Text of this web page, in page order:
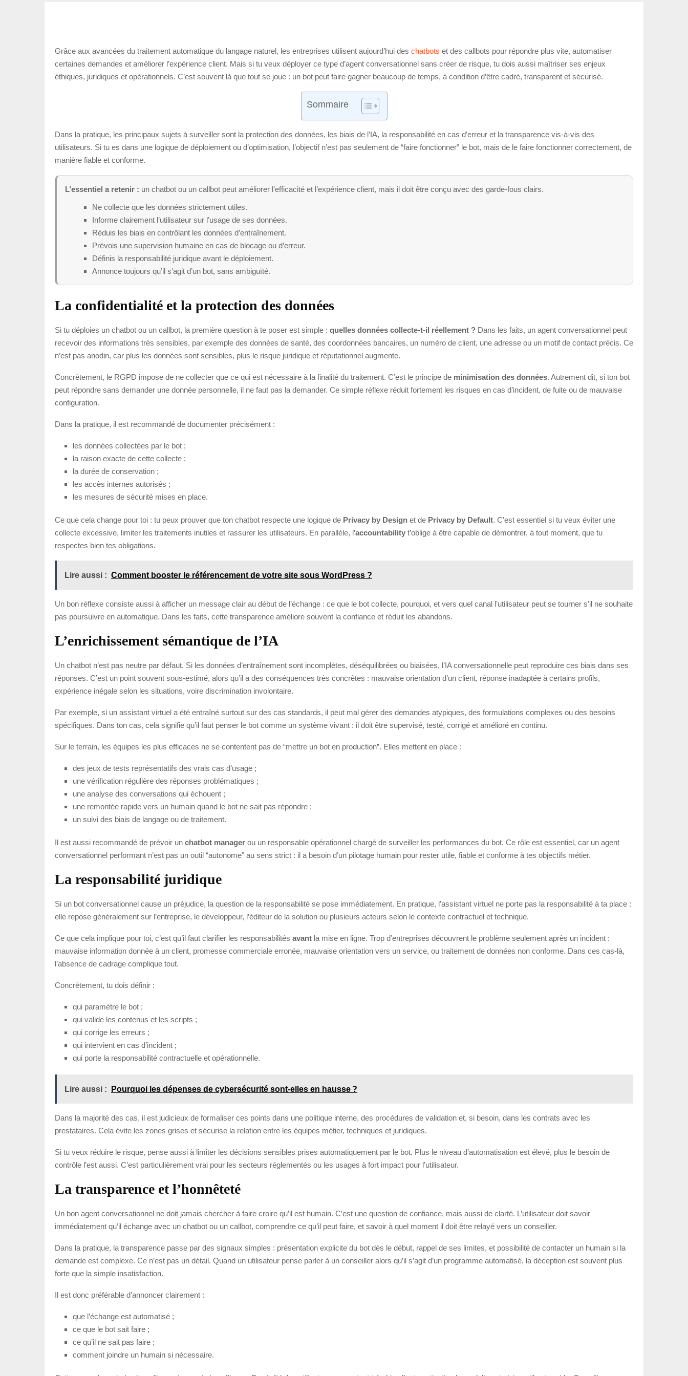
Grâce aux avancées du traitement automatique du langage naturel, les entreprises utilisent aujourd’hui des chatbots et des callbots pour répondre plus vite, automatiser
certaines demandes et améliorer l’expérience client. Mais si tu veux déployer ce type d’agent conversationnel sans créer de risque, tu dois aussi maîtriser ses enjeux
éthiques, juridiques et opérationnels. C’est souvent là que tout se joue : un bot peut faire gagner beaucoup de temps, à condition d’être cadré, transparent et sécurisé.
Sommaire
Dans la pratique, les principaux sujets à surveiller sont la protection des données, les biais de l’IA, la responsabilité en cas d’erreur et la transparence vis-à-vis des
utilisateurs. Si tu es dans une logique de déploiement ou d’optimisation, l’objectif n’est pas seulement de “faire fonctionner” le bot, mais de le faire fonctionner correctement, de
manière fiable et conforme.
L’essentiel a retenir : un chatbot ou un callbot peut améliorer l’efficacité et l’expérience client, mais il doit être conçu avec des garde-fous clairs.
Ne collecte que les données strictement utiles.
Informe clairement l’utilisateur sur l’usage de ses données.
Réduis les biais en contrôlant les données d’entraînement.
Prévois une supervision humaine en cas de blocage ou d’erreur.
Définis la responsabilité juridique avant le déploiement.
Annonce toujours qu’il s’agit d’un bot, sans ambiguïté.
La confidentialité et la protection des données
Si tu déploies un chatbot ou un callbot, la première question à te poser est simple : quelles données collecte-t-il réellement ? Dans les faits, un agent conversationnel peut
recevoir des informations très sensibles, par exemple des données de santé, des coordonnées bancaires, un numéro de client, une adresse ou un motif de contact précis. Ce
n’est pas anodin, car plus les données sont sensibles, plus le risque juridique et réputationnel augmente.
Concrètement, le RGPD impose de ne collecter que ce qui est nécessaire à la finalité du traitement. C’est le principe de minimisation des données. Autrement dit, si ton bot
peut répondre sans demander une donnée personnelle, il ne faut pas la demander. Ce simple réflexe réduit fortement les risques en cas d’incident, de fuite ou de mauvaise
configuration.
Dans la pratique, il est recommandé de documenter précisément :
les données collectées par le bot ;
la raison exacte de cette collecte ;
la durée de conservation ;
les accès internes autorisés ;
les mesures de sécurité mises en place.
Ce que cela change pour toi : tu peux prouver que ton chatbot respecte une logique de Privacy by Design et de Privacy by Default. C’est essentiel si tu veux éviter une
collecte excessive, limiter les traitements inutiles et rassurer les utilisateurs. En parallèle, l’accountability t’oblige à être capable de démontrer, à tout moment, que tu
respectes bien tes obligations.
Lire aussi : Comment booster le référencement de votre site sous WordPress ?
Un bon réflexe consiste aussi à afficher un message clair au début de l’échange : ce que le bot collecte, pourquoi, et vers quel canal l’utilisateur peut se tourner s’il ne souhaite
pas poursuivre en automatique. Dans les faits, cette transparence améliore souvent la confiance et réduit les abandons.
L’enrichissement sémantique de l’IA
Un chatbot n’est pas neutre par défaut. Si les données d’entraînement sont incomplètes, déséquilibrées ou biaisées, l’IA conversationnelle peut reproduire ces biais dans ses
réponses. C’est un point souvent sous-estimé, alors qu’il a des conséquences très concrètes : mauvaise orientation d’un client, réponse inadaptée à certains profils,
expérience inégale selon les situations, voire discrimination involontaire.
Par exemple, si un assistant virtuel a été entraîné surtout sur des cas standards, il peut mal gérer des demandes atypiques, des formulations complexes ou des besoins
spécifiques. Dans ton cas, cela signifie qu’il faut penser le bot comme un système vivant : il doit être supervisé, testé, corrigé et amélioré en continu.
Sur le terrain, les équipes les plus efficaces ne se contentent pas de “mettre un bot en production”. Elles mettent en place :
des jeux de tests représentatifs des vrais cas d’usage ;
une vérification régulière des réponses problématiques ;
une analyse des conversations qui échouent ;
une remontée rapide vers un humain quand le bot ne sait pas répondre ;
un suivi des biais de langage ou de traitement.
Il est aussi recommandé de prévoir un chatbot manager ou un responsable opérationnel chargé de surveiller les performances du bot. Ce rôle est essentiel, car un agent
conversationnel performant n’est pas un outil “autonome” au sens strict : il a besoin d’un pilotage humain pour rester utile, fiable et conforme à tes objectifs métier.
La responsabilité juridique
Si un bot conversationnel cause un préjudice, la question de la responsabilité se pose immédiatement. En pratique, l’assistant virtuel ne porte pas la responsabilité à ta place :
elle repose généralement sur l’entreprise, le développeur, l’éditeur de la solution ou plusieurs acteurs selon le contexte contractuel et technique.
Ce que cela implique pour toi, c’est qu’il faut clarifier les responsabilités avant la mise en ligne. Trop d’entreprises découvrent le problème seulement après un incident :
mauvaise information donnée à un client, promesse commerciale erronée, mauvaise orientation vers un service, ou traitement de données non conforme. Dans ces cas-là,
l’absence de cadrage complique tout.
Concrètement, tu dois définir :
qui paramètre le bot ;
qui valide les contenus et les scripts ;
qui corrige les erreurs ;
qui intervient en cas d’incident ;
qui porte la responsabilité contractuelle et opérationnelle.
Lire aussi : Pourquoi les dépenses de cybersécurité sont-elles en hausse ?
Dans la majorité des cas, il est judicieux de formaliser ces points dans une politique interne, des procédures de validation et, si besoin, dans les contrats avec les
prestataires. Cela évite les zones grises et sécurise la relation entre les équipes métier, techniques et juridiques.
Si tu veux réduire le risque, pense aussi à limiter les décisions sensibles prises automatiquement par le bot. Plus le niveau d’automatisation est élevé, plus le besoin de
contrôle l’est aussi. C’est particulièrement vrai pour les secteurs réglementés ou les usages à fort impact pour l’utilisateur.
La transparence et l’honnêteté
Un bon agent conversationnel ne doit jamais chercher à faire croire qu’il est humain. C’est une question de confiance, mais aussi de clarté. L’utilisateur doit savoir
immédiatement qu’il échange avec un chatbot ou un callbot, comprendre ce qu’il peut faire, et savoir à quel moment il doit être relayé vers un conseiller.
Dans la pratique, la transparence passe par des signaux simples : présentation explicite du bot dès le début, rappel de ses limites, et possibilité de contacter un humain si la
demande est complexe. Ce n’est pas un détail. Quand un utilisateur pense parler à un conseiller alors qu’il s’agit d’un programme automatisé, la déception est souvent plus
forte que la simple insatisfaction.
Il est donc préférable d’annoncer clairement :
que l’échange est automatisé ;
ce que le bot sait faire ;
ce qu’il ne sait pas faire ;
comment joindre un humain si nécessaire.